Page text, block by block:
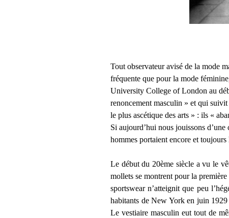
Tout observateur avisé de la mode
fréquente que pour la mode
University College of London au
renoncement masculin » et qui
le plus ascétique des arts » : ils «
Si aujourd’hui nous jouissons
hommes portaient encore et
Le début du 20ème siècle a vu le
mollets se montrent pour la
sportswear n’atteignit que peu
habitants de New York en juin
Le vestiaire masculin eut tout de